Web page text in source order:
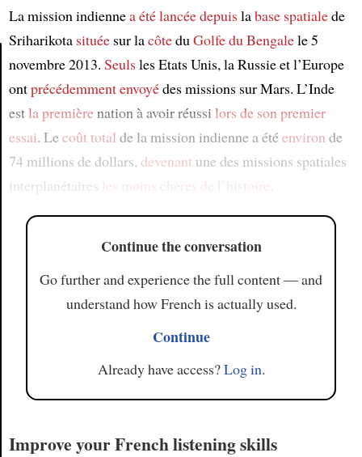
Article
La mission indiennea été lancéedepuislabase spatialede
Sriharikota situéesur lacôteduGolfe du Bengalele 5
novembre 2013. Seulsles Etats Unis, la Russie et l’Europe
ontprécédemmentenvoyédes missions sur Mars. L’Inde
estla premièrenation à avoir réussi lors de son premier
essai. Lecoût total de la mission indienne a étéenviron de
74 millions de dollars, devenant une des missions spatiales
interplanétaires les moins chères de l’histoire
Continue the conversation
Go further and experience the full content — and
understand how French is actually used.
Continue
Already have access?Log in.
Improve your French listening skills